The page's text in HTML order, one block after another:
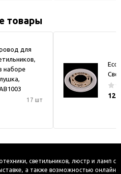
товары
для
наборе
17 шт
светильников, люстр и ламп с
а также возможностью онлайн